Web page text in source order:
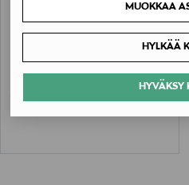
MUOKKAA
HYLKÄÄ
HYVÄKSY
Hydrating & Plumping Lip Gloss -
14,50 €